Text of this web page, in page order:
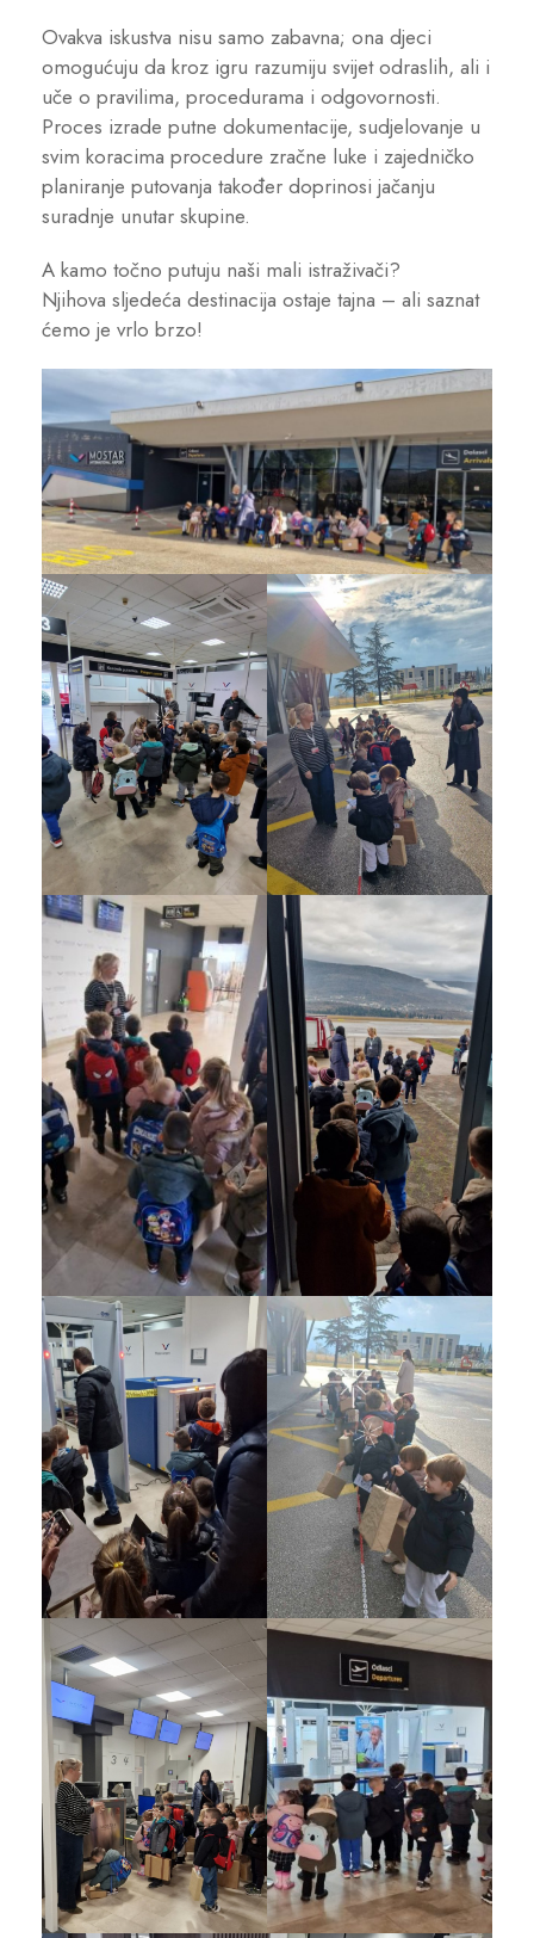
Ovakva iskustva nisu samo zabavna; ona djeci
omogućuju da kroz igru razumiju svijet odraslih, ali i
uče o pravilima, procedurama i odgovornosti.
Proces izrade putne dokumentacije, sudjelovanje u
svim koracima procedure zračne luke i zajedničko
planiranje putovanja također doprinosi jačanju
suradnje unutar skupine.
A kamo točno putuju naši mali istraživači?
Njihova sljedeća destinacija ostaje tajna – ali saznat
ćemo je vrlo brzo!